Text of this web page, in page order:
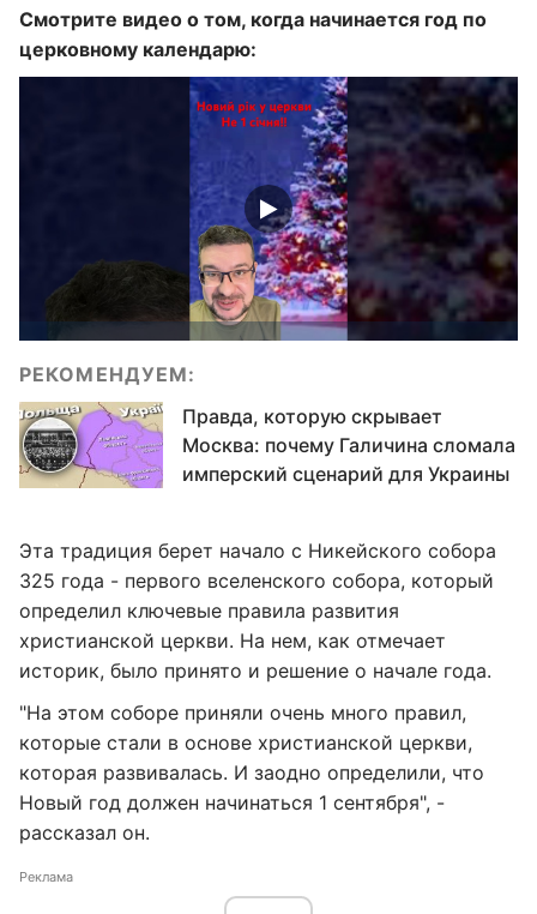
Смотрите видео о том, когда начинается год по
церковному календарю:
РЕКОМЕНДУЕМ:
Правда, которую скрывает
Москва: почему Галичина сломала
имперский сценарий для Украины
Эта традиция берет начало с Никейского собора
325 года - первого вселенского собора, который
определил ключевые правила развития
христианской церкви. На нем, как отмечает
историк, было принято и решение о начале года.
"На этом соборе приняли очень много правил,
которые стали в основе христианской церкви,
которая развивалась. И заодно определили, что
Новый год должен начинаться 1 сентября", -
рассказал он.
Реклама